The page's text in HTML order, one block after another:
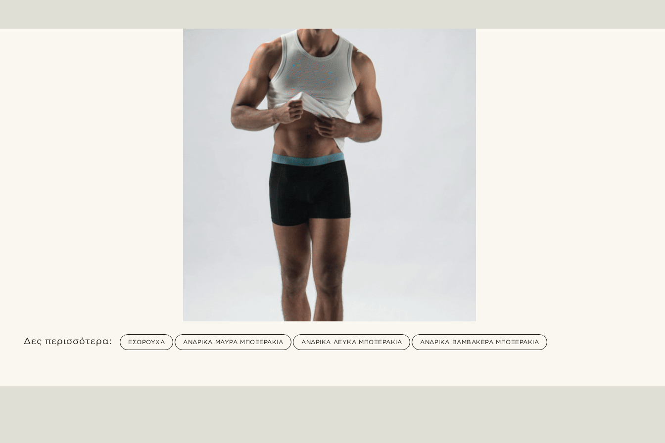
Δες περισσότερα: ΕΣΏΡΟΥΧΑ ΑΝΔΡΙΚΆ ΜΑΎΡΑ ΜΠΟΞΕΡΆΚΙΑ ΑΝΔΡΙΚΆ ΛΕΥΚΆ ΜΠΟΞΕΡΆΚΙΑ ΑΝΔΡΙΚΆ ΒΑΜΒΑΚΕΡΆ ΜΠΟΞΕΡΆΚΙΑ